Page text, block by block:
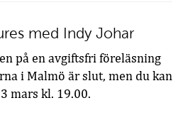
med Indy Johar
på en avgiftsfri föreläsning
i Malmö är slut, men du kan
mars kl. 19.00.